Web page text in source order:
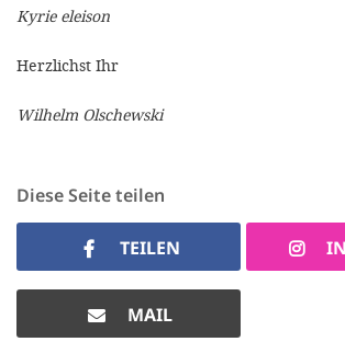
Kyrie eleison
Herzlichst Ihr
Wilhelm Olschewski
Diese Seite teilen
TEILEN
MAIL